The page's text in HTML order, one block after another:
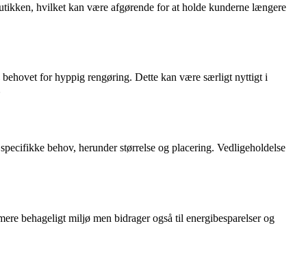
hvilket kan være afgørende for at holde kunderne længere
for hyppig rengøring. Dette kan være særligt nyttigt i
behov, herunder størrelse og placering. Vedligeholdelse
behageligt miljø men bidrager også til energibesparelser og